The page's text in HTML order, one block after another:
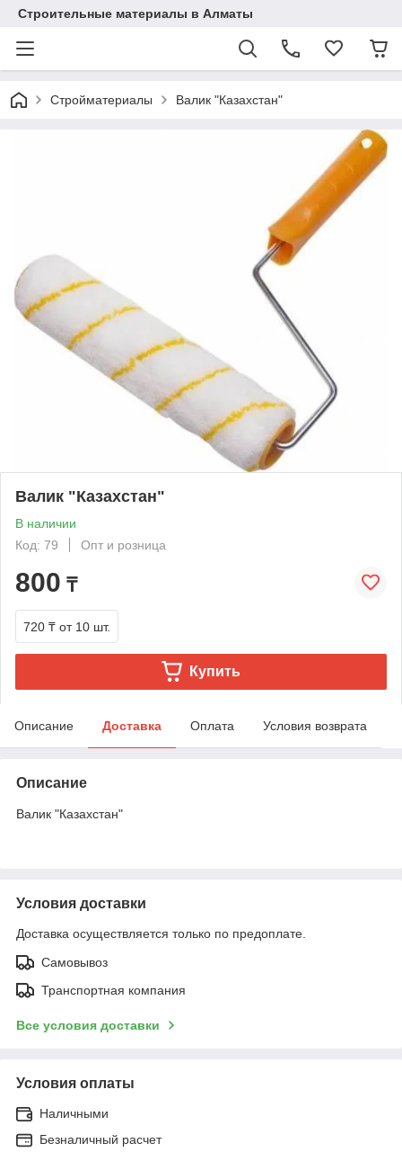
Строительные материалы в Алматы
Стройматериалы Валик "Казахстан"
Валик "Казахстан"
В наличии
Код: 79
Опт и розница
800 ₸
720 ₸ от 10 шт.
Купить
Описание Доставка Оплата Условия возврата
Описание
Валик "Казахстан"
Условия доставки
Доставка осуществляется только по предоплате.
Самовывоз
Транспортная компания
Все условия доставки
Условия оплаты
Наличными
Безналичный расчет